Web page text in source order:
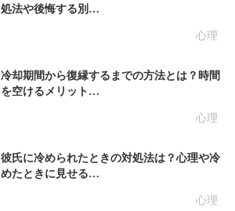
心理
処法や後悔する別…
心理
冷却期間から復縁するまでの方法とは？時間
を空けるメリット…
心理
彼氏に冷められたときの対処法は？心理や冷
めたときに見せる…